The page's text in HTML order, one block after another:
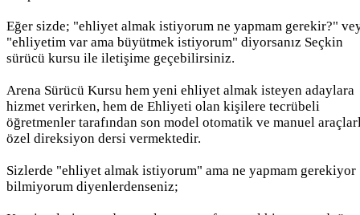
Eğer sizde; "ehliyet almak istiyorum ne yapmam gerekir?"
"ehliyetim var ama büyütmek istiyorum" diyorsanız Seçkin
sürücü kursu ile iletişime geçebilirsiniz.
Arena Sürücü Kursu hem yeni ehliyet almak isteyen adaylara
hizmet verirken, hem de Ehliyeti olan kişilere tecrübeli
öğretmenler tarafından son model otomatik ve manuel
özel direksiyon dersi vermektedir.
Sizlerde "ehliyet almak istiyorum" ama ne yapmam gerekiyor
bilmiyorum diyenlerdenseniz;